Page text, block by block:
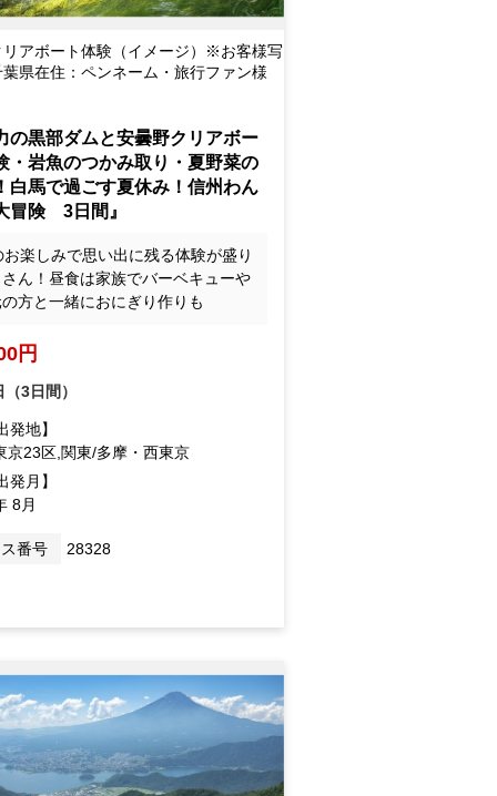
リアボート体験（イメージ）※お客様写
県在住：ペンネーム・旅行ファン様
の黒部ダムと安曇野クリアボー
・岩魚のつかみ取り・夏野菜の
白馬で過ごす夏休み！信州わん
冒険 3日間』
お楽しみで思い出に残る体験が盛り
ん！昼食は家族でバーベキューや
方と一緒におにぎり作りも
円
3日間）
発地】
京23区,関東/多摩・西東京
発月】
8月
番号 28328